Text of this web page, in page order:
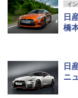
イ
日
橋
日
ニ